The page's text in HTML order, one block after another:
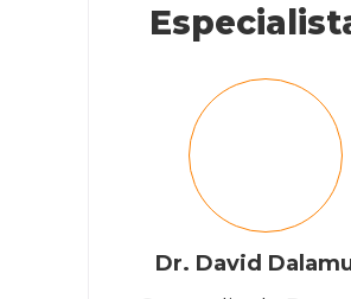
Dr. David